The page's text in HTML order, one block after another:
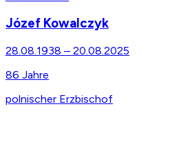
Józef Kowalczyk
28.08.1938 – 20.08.2025
86 Jahre
polnischer Erzbischof